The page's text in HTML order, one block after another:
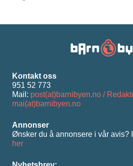
Kontakt oss
951 52 773
Mail: post(at)barnibyen.no /
mai(at)barnibyen.no
Annonser
Ønsker du å annonsere i vår avis?
her